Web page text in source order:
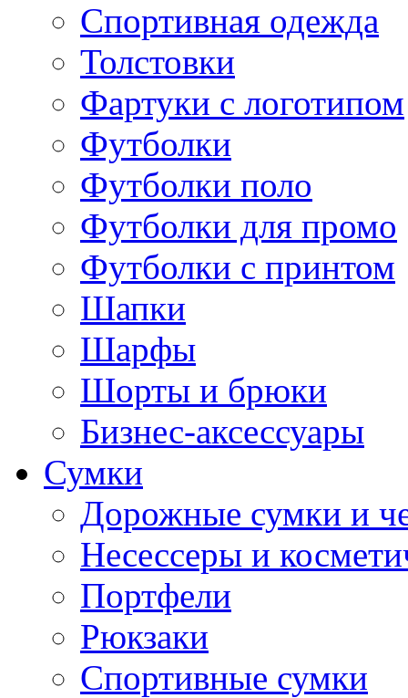
Спортивная одежда
Толстовки
Фартуки с логотипом
Футболки
Футболки поло
Футболки для промо
Футболки с принтом
Шапки
Шарфы
Шорты и брюки
Бизнес-аксессуары
Сумки
Дорожные сумки и
Несессеры и
Портфели
Рюкзаки
Спортивные сумки